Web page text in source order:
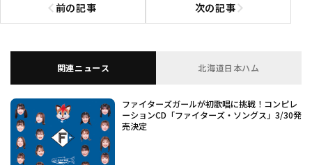
前の記事
前の記事へ 次の記事次の記事へ
関連ニュース 北海道日本ハム
ファイターズガールが初歌唱に挑戦！コンピレ
ーションCD「ファイターズ・ソングス」3/30発
売決定